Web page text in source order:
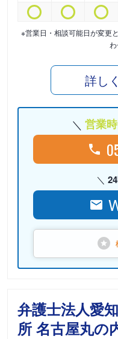
※営業日・相談可能日が変更
詳し
営業
弁護士法人愛
所 名古屋丸の